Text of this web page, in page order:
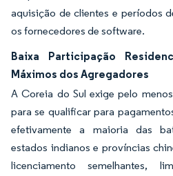
aquisição de clientes e períodos
os fornecedores de software.
Baixa Participação
Máximos dos Agregadores
A Coreia do Sul exige pelo
para se qualificar para
efetivamente a maioria das
estados indianos e províncias
licenciamento semelhantes,